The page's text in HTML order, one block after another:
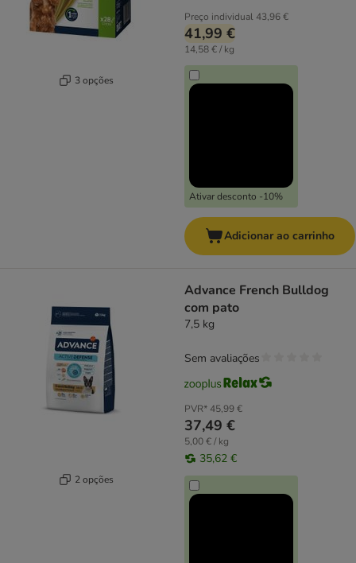
3 opções
Preço individual43,96 €
41,99 €
14,58 € / kg
Ativar desconto -10%
Adicionar ao carrinho
2 opções
Advance French Bulldog
com pato
7,5 kg
PVR*45,99 €
37,49 €
5,00 € / kg
35,62 €
Sem avaliações